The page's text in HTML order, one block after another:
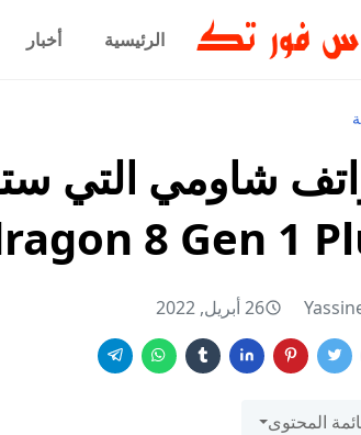
الرئيسية أخبار
شاومي التي
8 Gen 1
26 أبريل, 2022
المحتوى